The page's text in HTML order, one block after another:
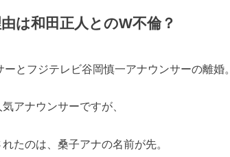
は和田正人とのW不倫？
とフジテレビ谷岡慎一アナウンサーの離婚。
アナウンサーですが、
たのは、桑子アナの名前が先。